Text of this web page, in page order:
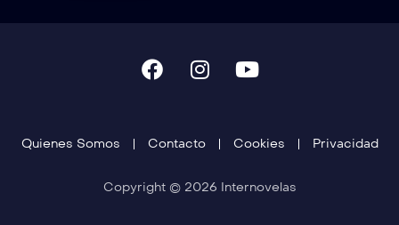
Quienes Somos Contacto Cookies Privacidad
Copyright © 2026 Internovelas